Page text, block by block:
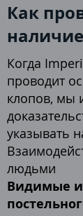
Как
Когда
проводит
клопов, мы
указывать
людьми
Видимые